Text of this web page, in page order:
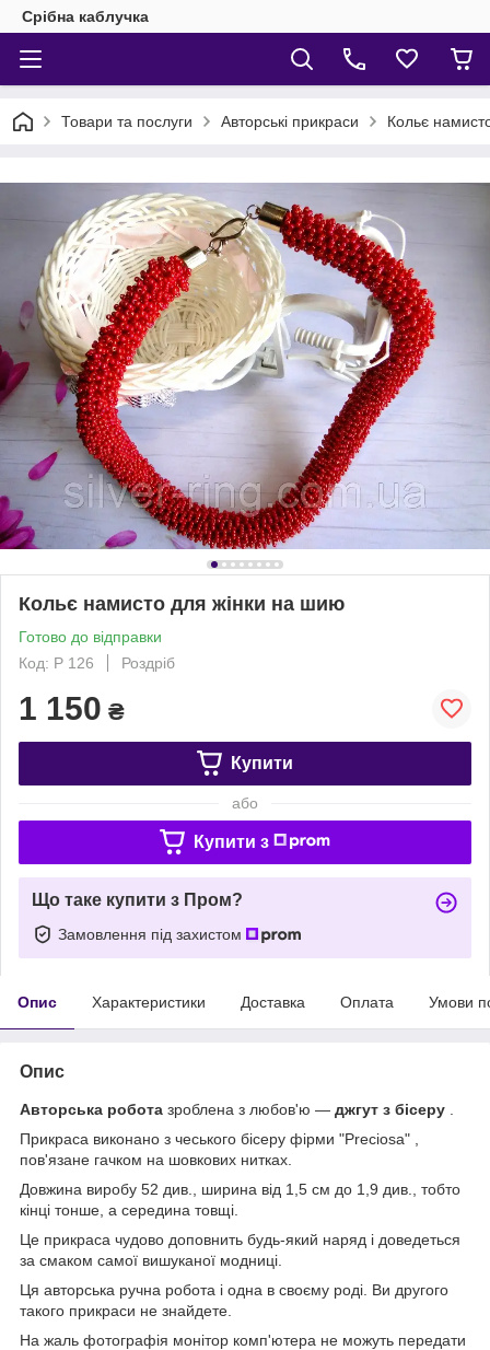
Срібна каблучка
Товари та послуги Авторські прикраси Кольє
Кольє намисто для жінки на шию
Готово до відправки
Код: Р 126
Роздріб
1 150 ₴
Купити
або
Купити з
Що таке купити з Пром?
Замовлення під захистом
Опис Характеристики Доставка Оплата Умови
Опис
Авторська робота зроблена з любов'ю ― джгут з бісеру
Прикраса виконано з чеського бісеру фірми "Preciosa" ,
пов'язане гачком на шовкових нитках.
Довжина виробу 52 див., ширина від 1,5 см до 1,9 див., тобто
кінці тонше, а середина товщі.
Це прикраса чудово доповнить будь-який наряд і доведеться
за смаком самої вишуканої модниці.
Ця авторська ручна робота і одна в своєму роді. Ви другого
такого прикраси не знайдете.
На жаль фотографія монітор комп'ютера не можуть передати